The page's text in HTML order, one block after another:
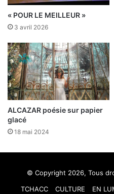
« POUR LE MEILLEUR »
3 avril 2026
ALCAZAR poésie sur papier
glacé
18 mai 2024
© Copyright 2026, Tous
TCHACC
CULTURE EN